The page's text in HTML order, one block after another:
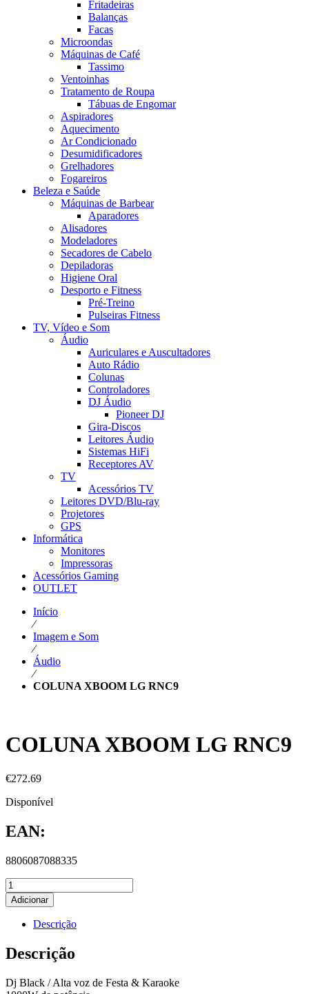
Fritadeiras
Balanças
Facas
Microondas
Máquinas de Café
Tassimo
Ventoinhas
Tratamento de Roupa
Tábuas de Engomar
Aspiradores
Aquecimento
Ar Condicionado
Desumidificadores
Grelhadores
Fogareiros
Beleza e Saúde
Máquinas de Barbear
Aparadores
Alisadores
Modeladores
Secadores de Cabelo
Depiladoras
Higiene Oral
Desporto e Fitness
Pré-Treino
Pulseiras Fitness
TV, Vídeo e Som
Áudio
Auriculares e Auscultadores
Auto Rádio
Colunas
Controladores
DJ Áudio
Pioneer DJ
Gira-Discos
Leitores Áudio
Sistemas HiFi
Receptores AV
TV
Acessórios TV
Leitores DVD/Blu-ray
Projetores
GPS
Informática
Monitores
Impressoras
Acessórios Gaming
OUTLET
Início
⁄
Imagem e Som
⁄
Áudio
⁄
COLUNA XBOOM LG RNC9
COLUNA XBOOM LG RNC9
€272.69
Disponível
EAN:
8806087088335
Adicionar
Descrição
Descrição
Dj Black / Alta voz de Festa & Karaoke